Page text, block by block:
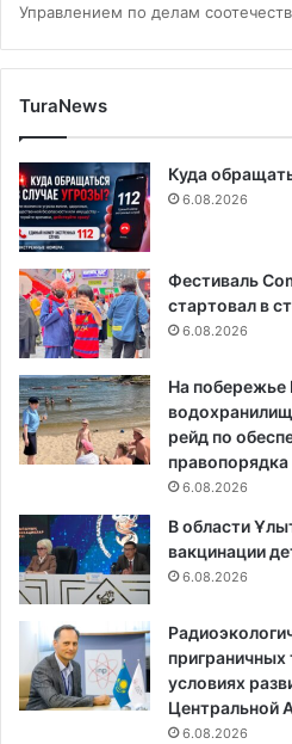
Управлением по делам
TuraNews
Куда
6.08.2026
Фестиваль
стартовал в
6.08.2026
На побережье
рейд по
правопорядка
6.08.2026
В области
вакцинации
6.08.2026
приграничных
условиях
Центральной
6.08.2026